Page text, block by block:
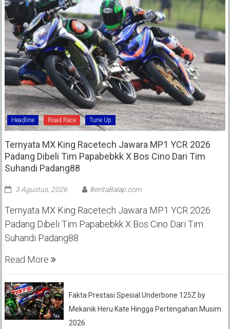
Headline Road Race Tune Up
Ternyata MX King Racetech Jawara MP1 YCR 2026
Padang Dibeli Tim Papabebkk X Bos Cino Dari Tim
Suhandi Padang88
3 Agustus, 2026 BeritaBalap.com
Ternyata MX King Racetech Jawara MP1 YCR 2026
Padang Dibeli Tim Papabebkk X Bos Cino Dari Tim
Suhandi Padang88
Read More
Fakta Prestasi Spesial Underbone 125Z by
Mekanik Heru Kate Hingga Pertengahan Musim
2026